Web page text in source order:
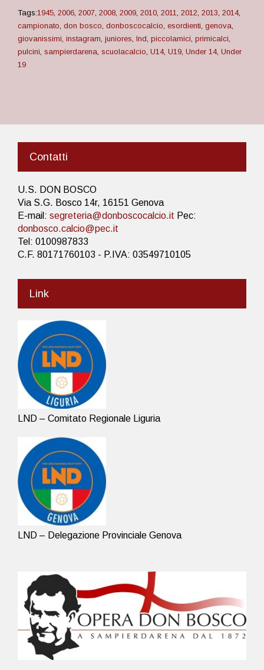
Tags:1945, 2006, 2007, 2008, 2009, 2010, 2011, 2012, 2013, 2014,
campionato, don bosco, donboscocalcio, esordienti, genova,
giovanissimi, instagram, juniores, lnd, piccolamici, primicalci,
pulcini, sampierdarena, scuolacalcio, U14, U19, Under 14, Under
19
Contatti
U.S. DON BOSCO
Via S.G. Bosco 14r, 16151 Genova
E-mail: segreteria@donboscocalcio.it Pec:
donbosco.calcio@pec.it
Tel: 0100987833
C.F. 80171760103 - P.IVA: 03549710105
Link
LND – Comitato Regionale Liguria
LND – Delegazione Provinciale Genova